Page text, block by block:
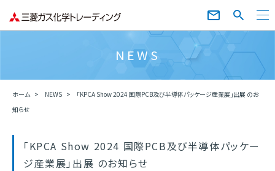
NEWS
ホーム NEWS
「KPCA Show 2024 国際PCB及び半導体パッケージ産業展」出展 のお
知らせ
「KPCA Show 2024 国際PCB及び半導体パッケー
ジ産業展」出展 のお知らせ